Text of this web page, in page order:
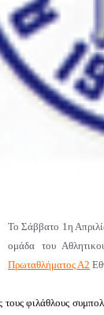
Το Σάββατο 1η
ομάδα του
Πρωταθλήματος Α2
φιλάθλους